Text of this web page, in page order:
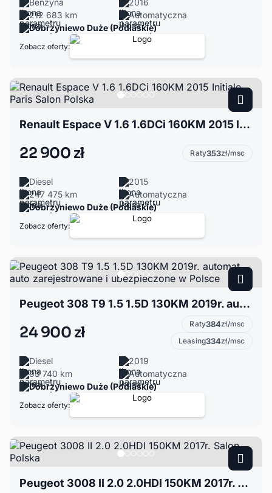
Benzyna
2016
212 683 km
Automatyczna
Dobrzyniewo Duże (Podlaskie)
Zobacz oferty:
Renault Espace V 1.6 1.6DCi 160KM 2015 Initiale Paris Salon Polska
22 900 zł Raty353zł/msc
Diesel
2015
247 475 km
Automatyczna
Dobrzyniewo Duże (Podlaskie)
Zobacz oferty:
Peugeot 308 T9 1.5 1.5D 130KM 2019r. automat auto zarejestrowane i ubezpieczone w Polsce
24 900 zł Raty384zł/msc
Leasing334zł/msc
Diesel
2019
93 740 km
Automatyczna
Dobrzyniewo Duże (Podlaskie)
Zobacz oferty:
Peugeot 3008 II 2.0 2.0HDI 150KM 2017r. Salon Polska